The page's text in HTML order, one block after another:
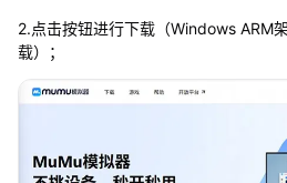
2.点击按钮进行下载（Windows ARM
载）；